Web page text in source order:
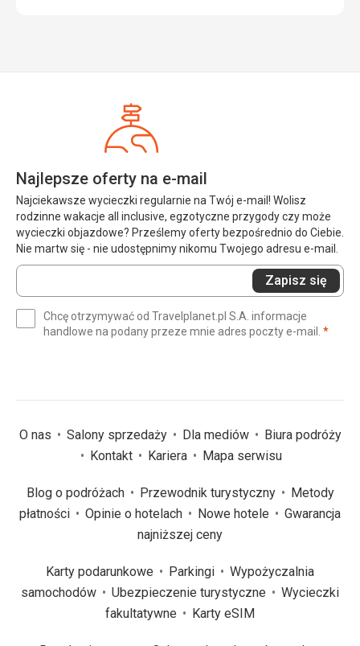
Najlepsze oferty na e-mail
Najciekawsze wycieczki regularnie na Twój e-mail! Wolisz
rodzinne wakacje all inclusive, egzotyczne przygody czy może
wycieczki objazdowe? Prześlemy oferty bezpośrednio do Ciebie.
Nie martw się - nie udostępnimy nikomu Twojego adresu e-mail.
Wprowadź
swój
(wymagane)
Zapisz się
Chcę otrzymywać od Travelplanet.pl S.A. informacje
handlowe na podany przeze mnie adres poczty e-mail. *
O nas Salony sprzedaży Dla mediów
Biura podróży
Kontakt
Kariera Mapa serwisu
Blog o podróżach Przewodnik turystyczny
Metody
płatności
Opinie o hotelach Nowe hotele
Gwarancja
najniższej ceny
Karty podarunkowe Parkingi
Wypożyczalnia
samochodów
Ubezpieczenie turystyczne
Wycieczki
fakultatywne
Karty eSIM